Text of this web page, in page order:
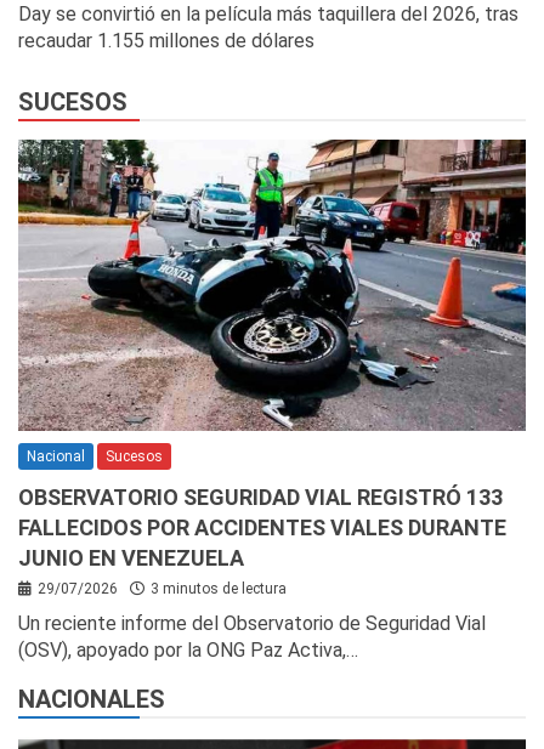
Day se convirtió en la película más taquillera del 2026, tras
recaudar 1.155 millones de dólares
SUCESOS
Nacional Sucesos
OBSERVATORIO SEGURIDAD VIAL REGISTRÓ 133
FALLECIDOS POR ACCIDENTES VIALES DURANTE
JUNIO EN VENEZUELA
29/07/2026 3 minutos de lectura
Un reciente informe del Observatorio de Seguridad Vial
(OSV), apoyado por la ONG Paz Activa,…
NACIONALES